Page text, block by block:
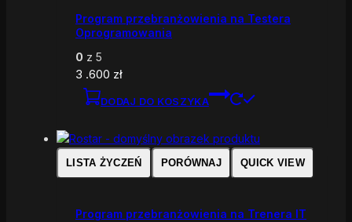
Program przebranżowienia na Testera
Oprogramowania
0 z 5
3 .600 zł
DODAJ DO KOSZYKA
LISTA ŻYCZEŃ PORÓWNAJ QUICK VIEW
Program przebranżowienia na Trenera IT